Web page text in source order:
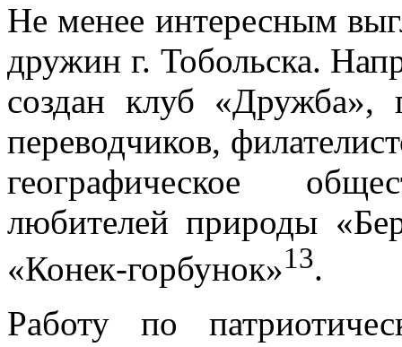
Не менее интересным
дружин г. Тобольска.
создан клуб «Дружба»,
переводчиков,
географическое
любителей природы
«Конек-горбунок»13.
Работу по